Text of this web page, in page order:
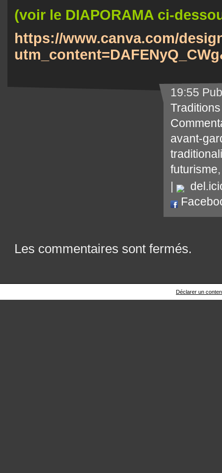
(voir le DIAPORAMA ci-
https://www.canva.com/
19:55
Traditions
avant-
futurisme
|
Les commentaires sont fermés.
Déclarer un